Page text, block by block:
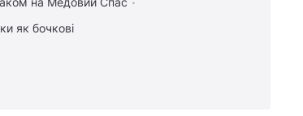
як бочкові